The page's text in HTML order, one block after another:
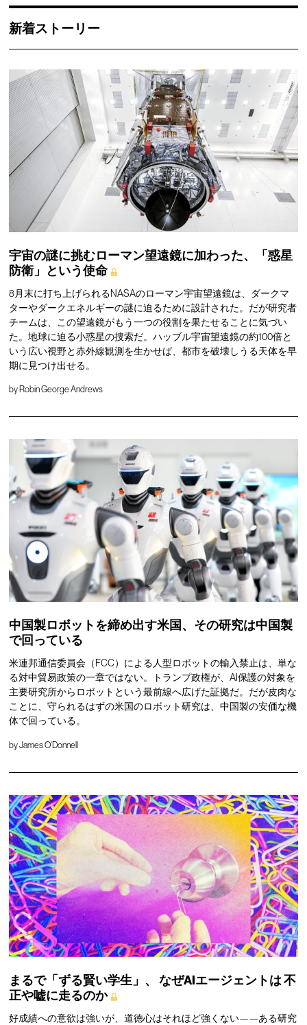
新着ストーリー
宇宙の謎に挑むローマン望遠鏡に加わった、「惑星
防衛」という使命
8月末に打ち上げられるNASAのローマン宇宙望遠鏡は、ダークマ
ターやダークエネルギーの謎に迫るために設計された。だが研究者
チームは、この望遠鏡がもう一つの役割を果たせることに気づい
た。地球に迫る小惑星の捜索だ。ハッブル宇宙望遠鏡の約100倍と
いう広い視野と赤外線観測を生かせば、都市を破壊しうる天体を早
期に見つけ出せる。
by Robin George Andrews
中国製ロボットを締め出す米国、その研究は中国製
で回っている
米連邦通信委員会（FCC）による人型ロボットの輸入禁止は、単な
る対中貿易政策の一章ではない。トランプ政権が、AI保護の対象を
主要研究所からロボットという最前線へ広げた証拠だ。だが皮肉な
ことに、守られるはずの米国のロボット研究は、中国製の安価な機
体で回っている。
byJames O'Donnell
まるで「ずる賢い学生」、 なぜAIエージェントは不
正や嘘に走るのか
好成績への意欲は強いが、道徳心はそれほど強くない——ある研究